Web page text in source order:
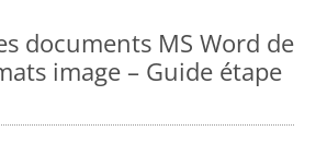
documents MS Word de
image – Guide étape